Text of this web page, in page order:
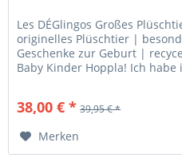
Les DÉGlingos Großes
originelles Plüschtier |
Geschenke zur Geburt |
Baby Kinder Hoppla! Ich habe
38,00 € * 39,95 € *
Merken